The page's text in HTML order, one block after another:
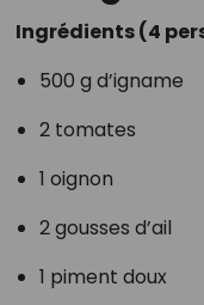
Ingrédients (4
500 g d’igname
2 tomates
1 oignon
2 gousses d’ail
1 piment doux